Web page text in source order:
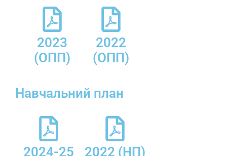
2023
(ОПП)
2022
(ОПП)
Навчальний план
2024-25
2022 (НП)